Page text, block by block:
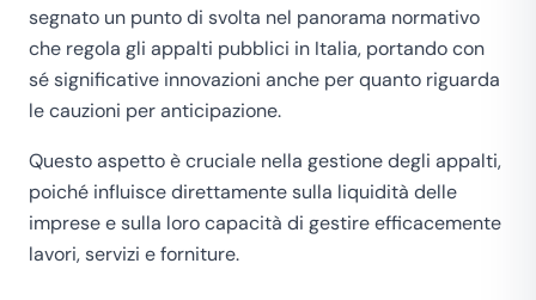
segnato un punto di svolta nel panorama normativo
che regola gli appalti pubblici in Italia, portando con
sé significative innovazioni anche per quanto riguarda
le cauzioni per anticipazione.
Questo aspetto è cruciale nella gestione degli appalti,
poiché influisce direttamente sulla liquidità delle
imprese e sulla loro capacità di gestire efficacemente
lavori, servizi e forniture.